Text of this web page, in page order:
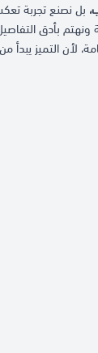
بل نصنع تجربة
ونهتم بأدق
لأن التميز يبدأ